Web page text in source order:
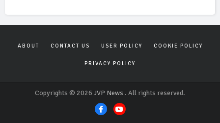
ABOUT CONTACT US USER POLICY COOKIE POLICY
PRIVACY POLICY
Copyrights © 2026 JVP News . All rights reserved.